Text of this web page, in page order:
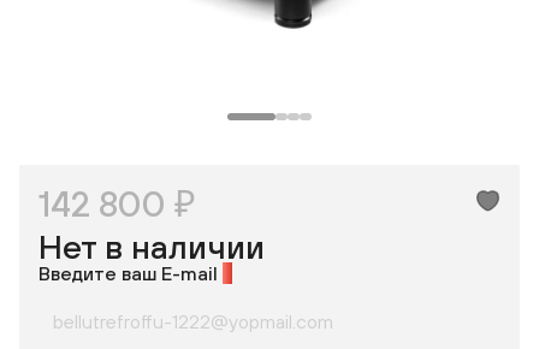
142 800 ₽
Нет в наличии
Введите ваш E-mail